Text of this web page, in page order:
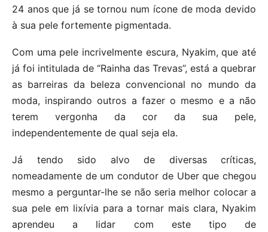
24 anos que já se tornou num ícone de moda devido
à sua pele fortemente pigmentada.
Com uma pele incrivelmente escura, Nyakim, que até
já foi intitulada de “Rainha das Trevas”, está a quebrar
as barreiras da beleza convencional no mundo da
moda, inspirando outros a fazer o mesmo e a não
terem vergonha da cor da sua pele,
independentemente de qual seja ela.
Já tendo sido alvo de diversas críticas,
nomeadamente de um condutor de Uber que chegou
mesmo a perguntar-lhe se não seria melhor colocar a
sua pele em lixívia para a tornar mais clara, Nyakim
aprendeu a lidar com este tipo de